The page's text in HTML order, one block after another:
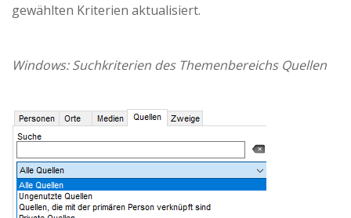
gewählten Kriterien aktualisiert.
Windows: Suchkriterien des Themenbereichs Quellen